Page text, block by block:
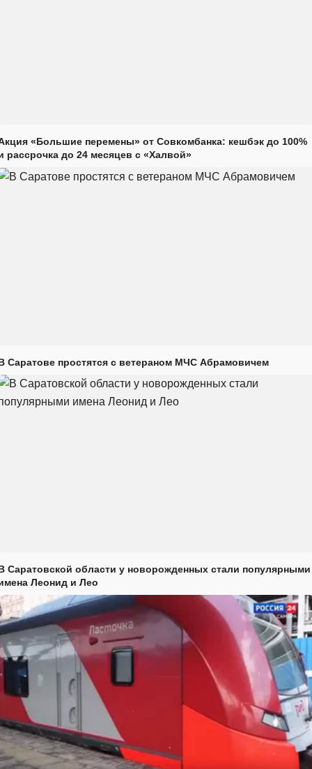
«Большие перемены» от Совкомбанка: кешбэк до 100%
рассрочка до 24 месяцев с «Халвой»
Саратове простятся с ветераном МЧС Абрамовичем
Саратовской области у новорожденных стали популярными
Леонид и Лео